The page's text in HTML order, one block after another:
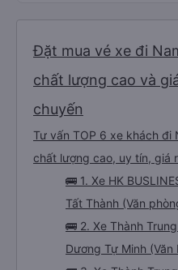
Đặt mua vé xe đi
chất lượng cao và
chuyến
Tư vấn TOP 6 xe khách đi
chất lượng cao, uy tín, giá
🚌 1. Xe HK
Tất Thành (Văn
🚌 2. Xe Thành
Dương Tự Minh